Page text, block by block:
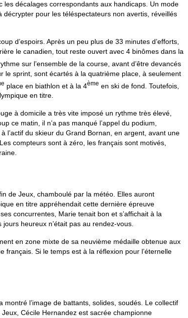
décalages correspondants aux handicaps. Un mode
pour les téléspectateurs non avertis, réveillés
d’espoirs. Après un peu plus de 33 minutes d’efforts,
le canadien, tout reste ouvert avec 4 binômes dans la
sur l’ensemble de la course, avant d’être devancés
le sprint, sont écartés à la quatrième place, à seulement
place en biathlon et à la 4ème en ski de fond. Toutefois,
en titre.
à domicile a très vite imposé un rythme très élevé,
ce matin, il n’a pas manqué l’appel du podium,
l’actif du skieur du Grand Bornan, en argent, avant une
compteurs sont à zéro, les français sont motivés,
de Jeux, chamboulé par la météo. Elles auront
en titre appréhendait cette dernière épreuve
concurrentes, Marie tenait bon et s’affichait à la
heureux n’était pas au rendez-vous.
en zone mixte de sa neuvième médaille obtenue aux
Si le temps est à la réflexion pour l’éternelle
l’image de battants, solides, soudés. Le collectif
Cécile Hernandez est sacrée championne